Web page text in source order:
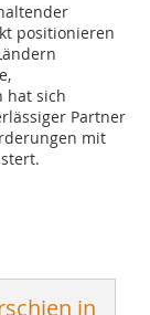
positionieren
hat sich
Partner
mit
in